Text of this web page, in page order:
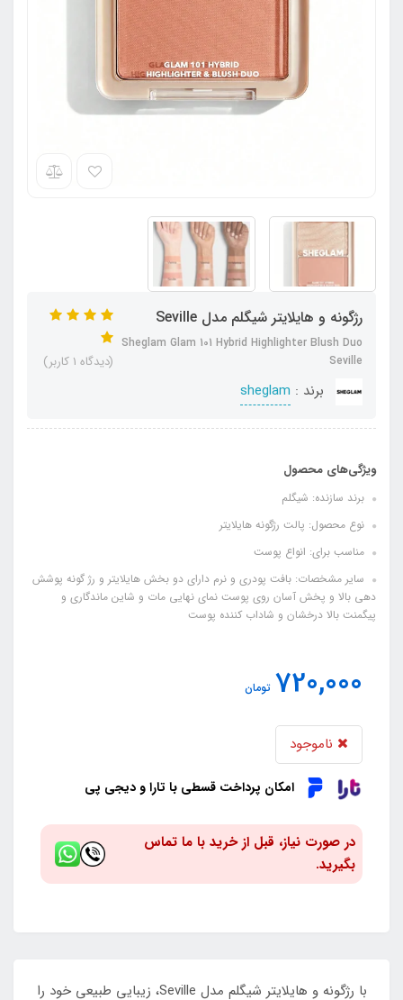
رژگونه و هایلایتر شیگلم مدل Seville
Sheglam Glam 101 Hybrid Highlighter Blush Duo
Seville
برند : sheglam
(دیدگاه 1 کاربر)
ویژگی‌های محصول
برند سازنده: شیگلم
نوع محصول: پالت رژگونه هایلایتر
مناسب برای: انواع پوست
سایر مشخصات: بافت پودری و نرم دارای دو بخش هایلایتر و رژ گونه پوشش
دهی بالا و پخش آسان روی پوست نمای نهایی مات و شاین ماندگاری و
پیگمنت بالا درخشان و شاداب کننده پوست
720,000 تومان
ناموجود
امکان پرداخت قسطی با تارا و دیجی پی
در صورت نیاز، قبل از خرید با ما تماس
بگیرید.
با رژگونه و هایلایتر شیگلم مدل Seville، زیبایی طبیعی خود را